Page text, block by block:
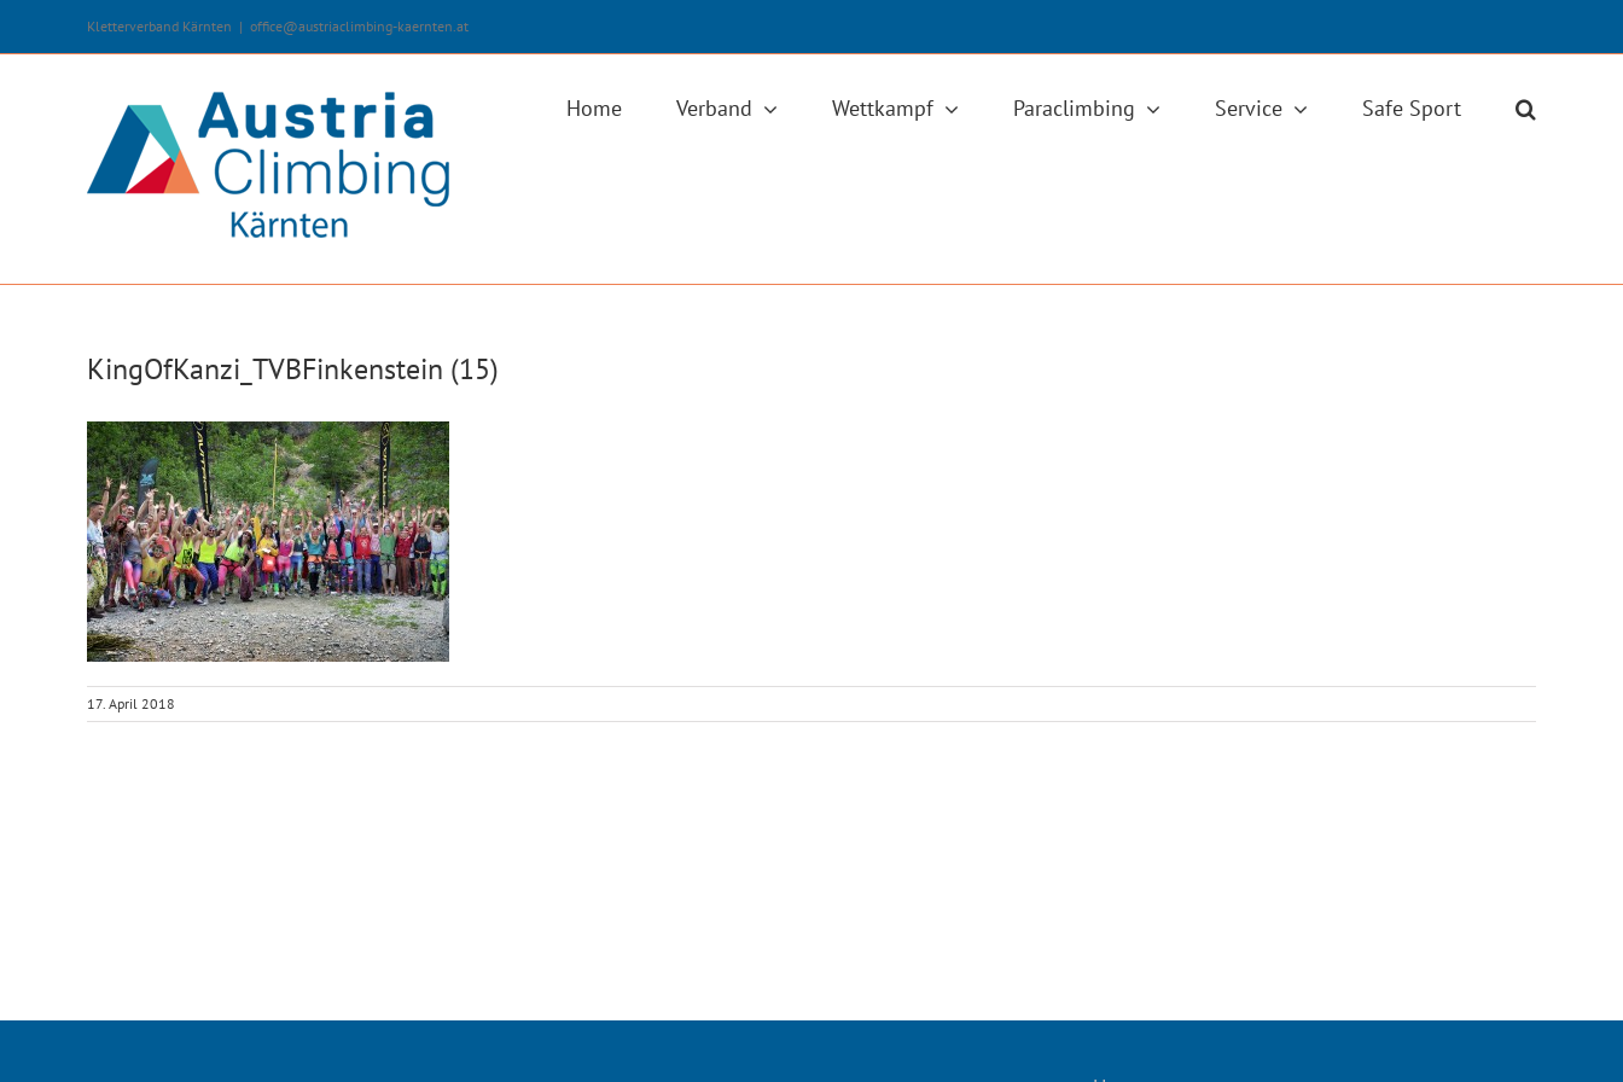
Kletterverband Kärnten | office@austriaclimbing-kaernten.at
Home Verband Wettkampf Paraclimbing Service Safe Sport
KingOfKanzi_TVBFinkenstein (15)
17. April 2018